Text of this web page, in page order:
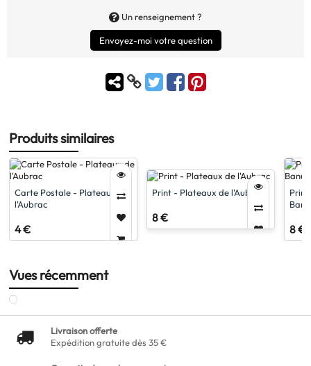
Un renseignement ?
Envoyez-moi votre question
Produits similaires
Carte Postale - Plateaux de
l'Aubrac
4 €
Print - Plateaux de l'Aubrac
8 €
Print
8 €
Vues récemment
Livraison offerte
Expédition gratuite dès 35 €